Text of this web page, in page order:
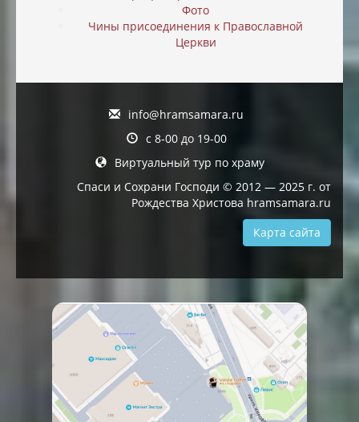
Фото
Чины присоединения к Православной
Церкви
info@hramsamara.ru
с 8-00 до 19-00
Виртуальный тур по храму
Спаси и Сохрани Господи © 2012 — 2025 г. от
Рождества Христова hramsamara.ru
Карта сайта